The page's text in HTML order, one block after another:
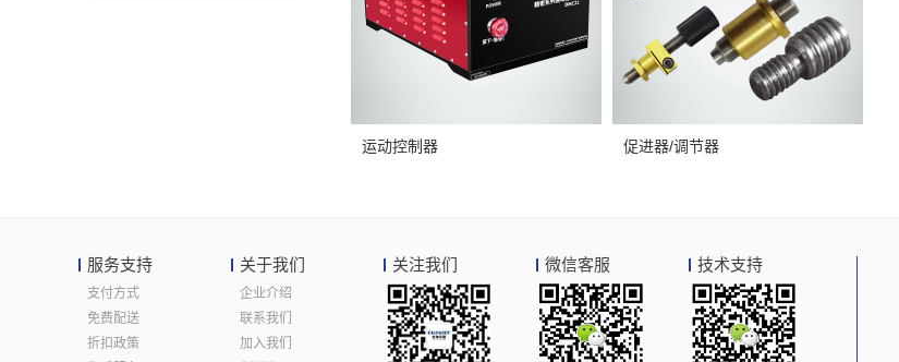
运动控制器 促进器/调节器
服务支持
支付方式
免费配送
折扣政策
关于我们
企业介绍
联系我们
加入我们
关注我们 微信客服 技术支持